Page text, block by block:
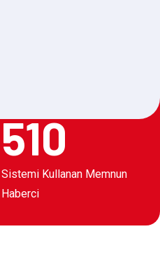
510
Sistemi Kullanan Memnun
Haberci